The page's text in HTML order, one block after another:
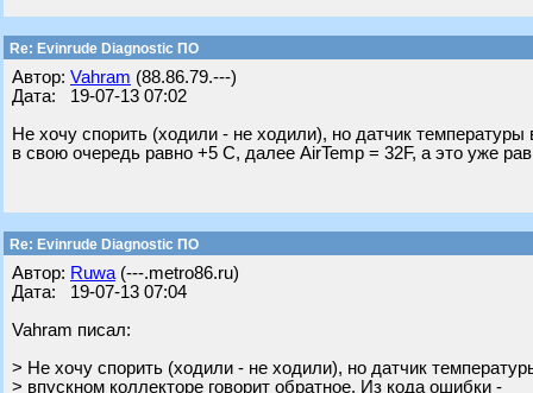
Re: Evinrude Diagnostic ПО
Автор: Vahram (88.86.79.---)
Дата: 19-07-13 07:02
Не хочу спорить (ходили - не ходили), но датчик
в свою очередь равно +5 С, далее AirTemp = 32F, а это уже
Re: Evinrude Diagnostic ПО
Автор: Ruwa (---.metro86.ru)
Дата: 19-07-13 07:04
Vahram писал:
> Не хочу спорить (ходили - не ходили), но датчик
> впускном коллекторе говорит обратное. Из кода ошибки -